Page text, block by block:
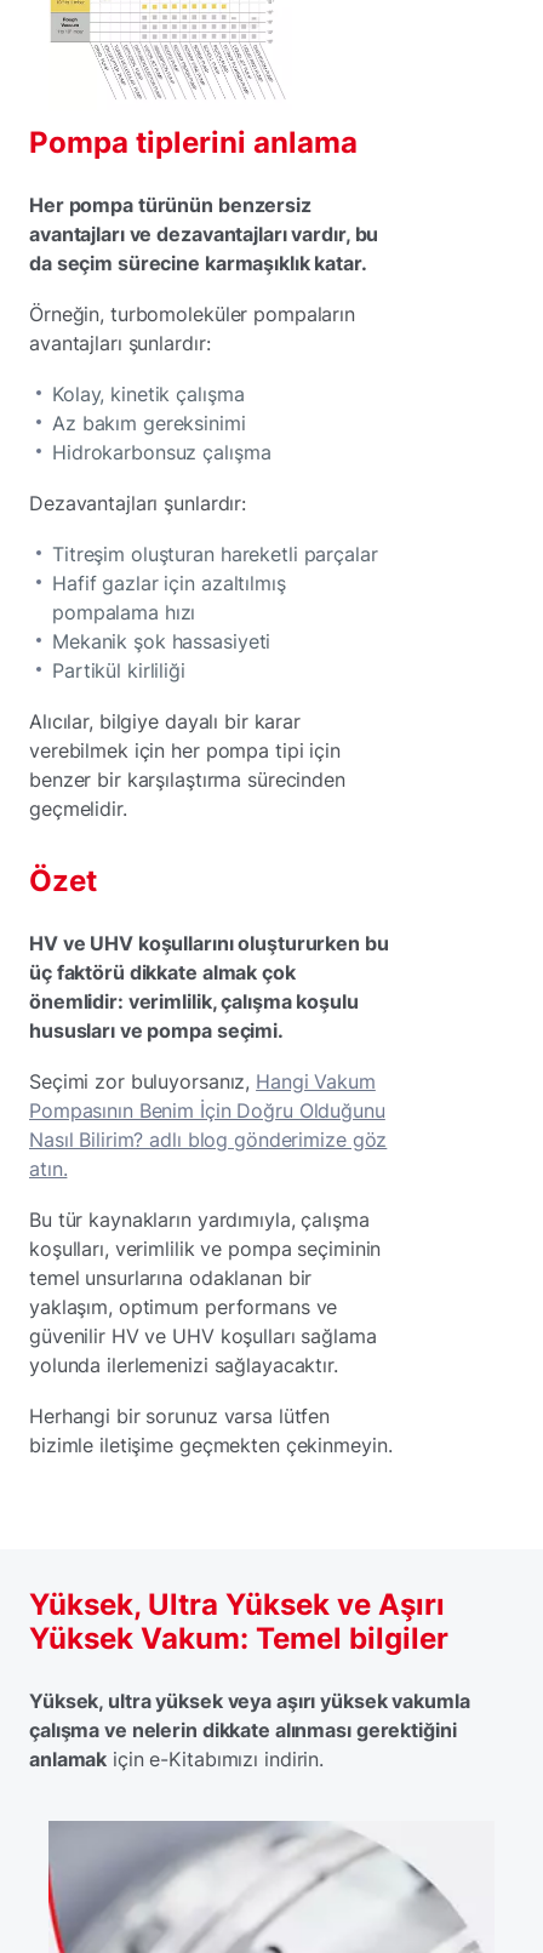
Pompa tiplerini anlama
Her pompa türünün benzersiz
avantajları ve dezavantajları vardır, bu
da seçim sürecine karmaşıklık katar.
Örneğin, turbomoleküler pompaların
avantajları şunlardır:
Kolay, kinetik çalışma
Az bakım gereksinimi
Hidrokarbonsuz çalışma
Dezavantajları şunlardır:
Titreşim oluşturan hareketli parçalar
Hafif gazlar için azaltılmış
pompalama hızı
Mekanik şok hassasiyeti
Partikül kirliliği
Alıcılar, bilgiye dayalı bir karar
verebilmek için her pompa tipi için
benzer bir karşılaştırma sürecinden
geçmelidir.
Özet
HV ve UHV koşullarını oluştururken bu
üç faktörü dikkate almak çok
önemlidir: verimlilik, çalışma koşulu
hususları ve pompa seçimi.
Seçimi zor buluyorsanız, Hangi Vakum
Pompasının Benim İçin Doğru Olduğunu
Nasıl Bilirim? adlı blog gönderimize göz
atın.
Bu tür kaynakların yardımıyla, çalışma
koşulları, verimlilik ve pompa seçiminin
temel unsurlarına odaklanan bir
yaklaşım, optimum performans ve
güvenilir HV ve UHV koşulları sağlama
yolunda ilerlemenizi sağlayacaktır.
Herhangi bir sorunuz varsa lütfen
bizimle iletişime geçmekten çekinmeyin.
Yüksek, Ultra Yüksek ve Aşırı
Yüksek Vakum: Temel bilgiler
Yüksek, ultra yüksek veya aşırı yüksek vakumla
çalışma ve nelerin dikkate alınması gerektiğini
anlamak için e-Kitabımızı indirin.